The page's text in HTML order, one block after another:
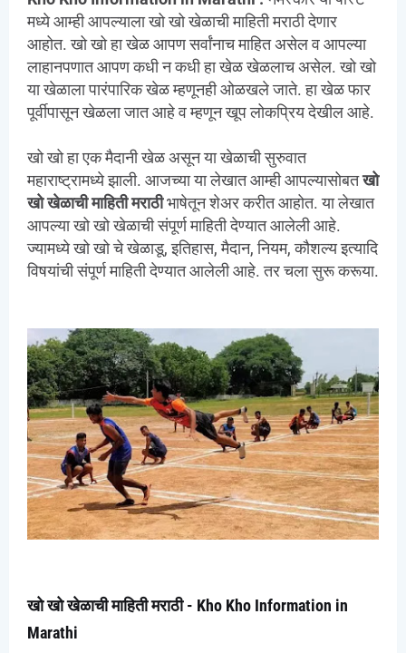
मध्ये आम्ही आपल्याला खो खो खेळाची माहिती मराठी देणार
आहोत. खो खो हा खेळ आपण सर्वांनाच माहित असेल व आपल्या
लाहानपणात आपण कधी न कधी हा खेळ खेळलाच असेल. खो खो
या खेळाला पारंपारिक खेळ म्हणूनही ओळखले जाते. हा खेळ फार
पूर्वीपासून खेळला जात आहे व म्हणून खूप लोकप्रिय देखील आहे.
खो खो हा एक मैदानी खेळ असून या खेळाची सुरुवात
महाराष्ट्रामध्ये झाली. आजच्या या लेखात आम्ही आपल्यासोबतखो
खो खेळाची माहिती मराठीभाषेतून शेअर करीत आहोत. या लेखात
आपल्या खो खो खेळाची संपूर्ण माहिती देण्यात आलेली आहे.
ज्यामध्ये खो खो चे खेळाडू, इतिहास, मैदान, नियम, कौशल्य इत्यादि
विषयांची संपूर्ण माहिती देण्यात आलेली आहे. तर चला सुरू करूया.
खो खो खेळाची माहिती मराठी - Kho Kho Information in
Marathi